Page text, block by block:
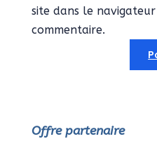
site dans le
commentaire.
Offre partenaire